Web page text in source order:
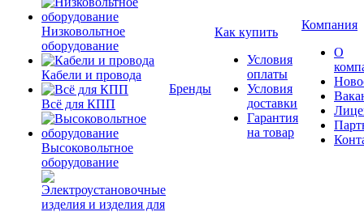
Низковольтное
оборудование
Кабели и провода
Всё для КПП
Высоковольтное
оборудование
Бренды
Как купить
Условия
оплаты
Условия
доставки
Гарантия
на товар
Компания
О